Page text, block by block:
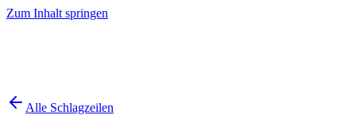
Zum Inhalt springen
Alle Schlagzeilen